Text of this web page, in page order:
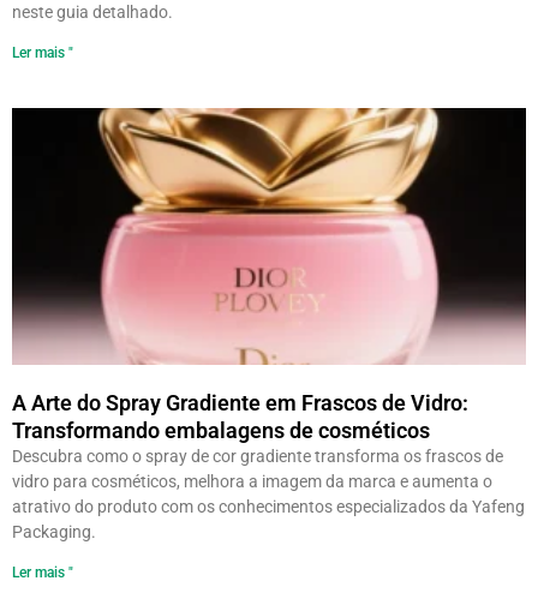
neste guia detalhado.
Ler mais "
A Arte do Spray Gradiente em Frascos de Vidro:
Transformando embalagens de cosméticos
Descubra como o spray de cor gradiente transforma os frascos de
vidro para cosméticos, melhora a imagem da marca e aumenta o
atrativo do produto com os conhecimentos especializados da Yafeng
Packaging.
Ler mais "